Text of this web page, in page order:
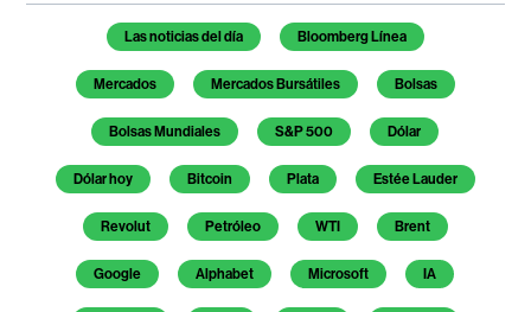
Temas de este artículo
Las noticias del día Bloomberg Línea
Mercados Mercados Bursátiles Bolsas
Bolsas Mundiales S&P 500 Dólar
Dólar hoy Bitcoin Plata Estée Lauder
Revolut Petróleo WTI Brent
Google Alphabet Microsoft IA